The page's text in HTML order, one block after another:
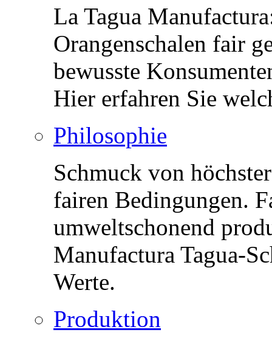
La Tagua
Orangenschalen fair
bewusste
Hier erfahren Sie
Philosophie
Schmuck von
fairen Bedingungen.
umweltschonend
Manufactura Tagua-
Werte.
Produktion